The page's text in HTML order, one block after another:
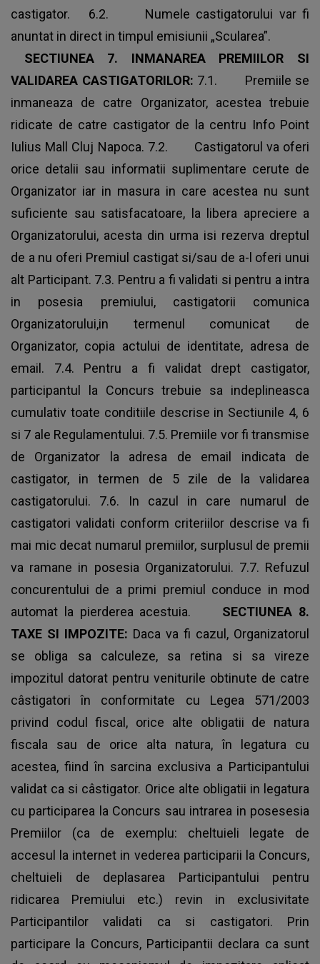
castigator. 6.2. Numele castigatorului var fi
anuntat in direct in timpul emisiunii „Scularea”.
SECTIUNEA 7. INMANAREA PREMIILOR SI
VALIDAREA CASTIGATORILOR: 7.1. Premiile se
inmaneaza de catre Organizator, acestea trebuie
ridicate de catre castigator de la centru Info Point
Iulius Mall Cluj Napoca. 7.2. Castigatorul va oferi
orice detalii sau informatii suplimentare cerute de
Organizator iar in masura in care acestea nu sunt
suficiente sau satisfacatoare, la libera apreciere a
Organizatorului, acesta din urma isi rezerva dreptul
de a nu oferi Premiul castigat si/sau de a-l oferi unui
alt Participant. 7.3. Pentru a fi validati si pentru a intra
in posesia premiului, castigatorii comunica
Organizatorului,in termenul comunicat de
Organizator, copia actului de identitate, adresa de
email. 7.4. Pentru a fi validat drept castigator,
participantul la Concurs trebuie sa indeplineasca
cumulativ toate conditiile descrise in Sectiunile 4, 6
si 7 ale Regulamentului. 7.5. Premiile vor fi transmise
de Organizator la adresa de email indicata de
castigator, in termen de 5 zile de la validarea
castigatorului. 7.6. In cazul in care numarul de
castigatori validati conform criteriilor descrise va fi
mai mic decat numarul premiilor, surplusul de premii
va ramane in posesia Organizatorului. 7.7. Refuzul
concurentului de a primi premiul conduce in mod
automat la pierderea acestuia.
SECTIUNEA 8.
TAXE SI IMPOZITE: Daca va fi cazul, Organizatorul
se obliga sa calculeze, sa retina si sa vireze
impozitul datorat pentru veniturile obtinute de catre
câstigatori în conformitate cu Legea 571/2003
privind codul fiscal, orice alte obligatii de natura
fiscala sau de orice alta natura, în legatura cu
acestea, fiind în sarcina exclusiva a Participantului
validat ca si câstigator. Orice alte obligatii in legatura
cu participarea la Concurs sau intrarea in posesesia
Premiilor (ca de exemplu: cheltuieli legate de
accesul la internet in vederea participarii la Concurs,
cheltuieli de deplasarea Participantului pentru
ridicarea Premiului etc.) revin in exclusivitate
Participantilor validati ca si castigatori. Prin
participare la Concurs, Participantii declara ca sunt